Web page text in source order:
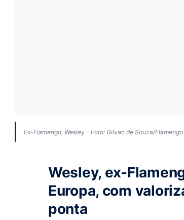
Ex-Flamengo, Wesley - Foto: Gilvan de Souza/Flamengo
Wesley, ex-
Europa, com
ponta